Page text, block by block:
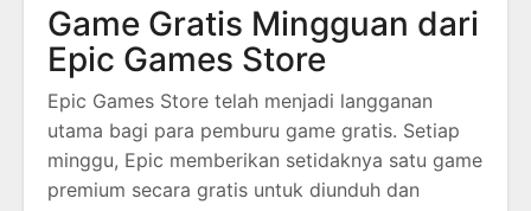
Game Gratis Mingguan dari
Epic Games Store
Epic Games Store telah menjadi langganan
utama bagi para pemburu game gratis. Setiap
minggu, Epic memberikan setidaknya satu game
premium secara gratis untuk diunduh dan